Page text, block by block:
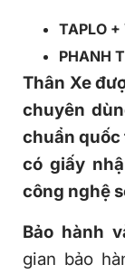
TAPLO +
PHANH
Thân Xe
chuyên
chuẩn quốc
có giấy
công nghệ
Bảo hành
gian bảo